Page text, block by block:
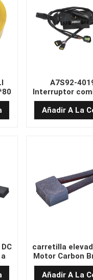
A7S92-
Interruptor
HELI de alta
Añadir A La
carretilla
Motor Carbon
por
Añadir A La